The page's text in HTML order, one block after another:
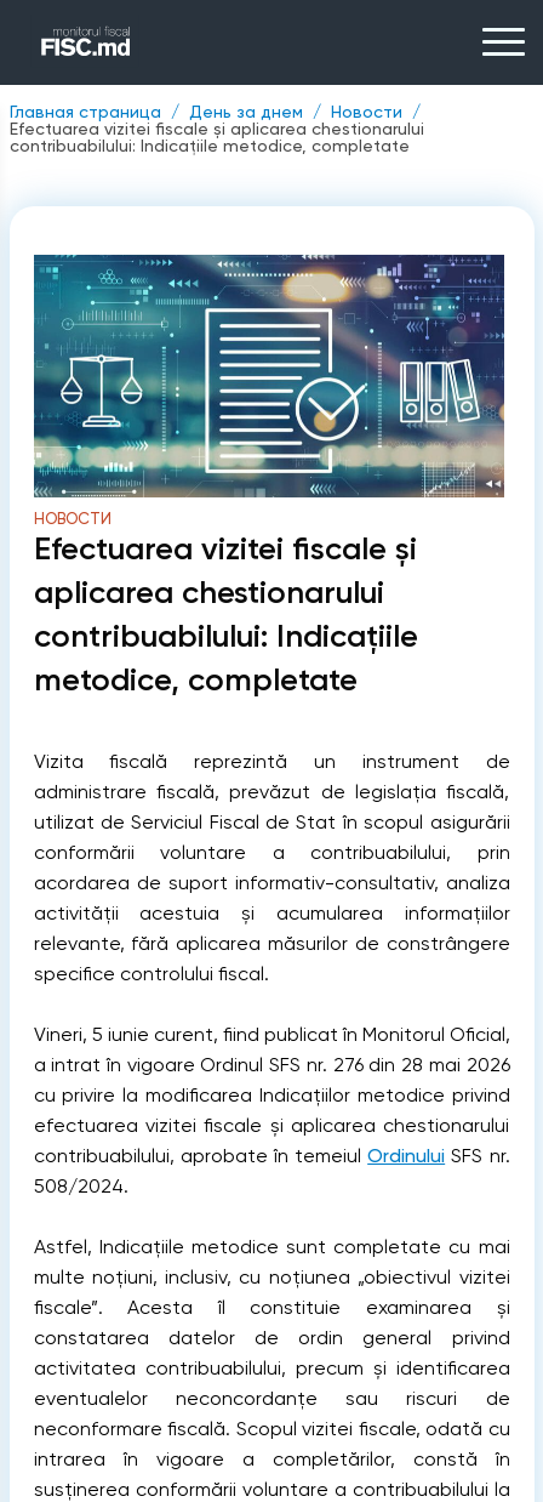
Главная страница День за днем
Новости
Efectuarea vizitei fiscale și aplicarea chestionarului
contribuabilului: Indicațiile metodice, completate
НОВОСТИ
Efectuarea vizitei fiscale și
aplicarea chestionarului
contribuabilului: Indicațiile
metodice, completate
Vizita fiscală reprezintă un instrument de
administrare fiscală, prevăzut de legislația fiscală,
utilizat de Serviciul Fiscal de Stat în scopul asigurării
conformării voluntare a contribuabilului, prin
acordarea de suport informativ-consultativ, analiza
activității acestuia și acumularea informațiilor
relevante, fără aplicarea măsurilor de constrângere
specifice controlului fiscal.
Vineri, 5 iunie curent, fiind publicat în Monitorul Oficial,
a intrat în vigoare Ordinul SFS nr. 276 din 28 mai 2026
cu privire la modificarea Indicațiilor metodice privind
efectuarea vizitei fiscale și aplicarea chestionarului
contribuabilului, aprobate în temeiulOrdinului SFS nr.
508/2024.
Astfel, Indicațiile metodice sunt completate cu mai
multe noțiuni, inclusiv, cu noțiunea „obiectivul vizitei
fiscale”. Acesta îl constituie examinarea și
constatarea datelor de ordin general privind
activitatea contribuabilului, precum și identificarea
eventualelor neconcordanțe sau riscuri de
neconformare fiscală. Scopul vizitei fiscale, odată cu
intrarea în vigoare a completărilor, constă în
susținerea conformării voluntare a contribuabilului la